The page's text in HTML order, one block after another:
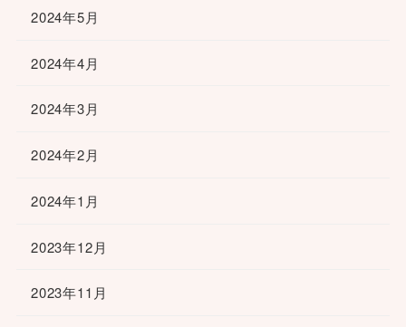
2024年5月
2024年4月
2024年3月
2024年2月
2024年1月
2023年12月
2023年11月